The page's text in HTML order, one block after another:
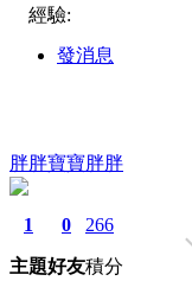
經驗:
發消息
胖胖寶寶胖胖
1
主題
0
好友
266
積分